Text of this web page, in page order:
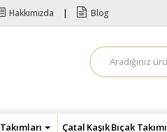
Hakkımızda Blog
A
r
a
Çatal Kaşık Bıçak Takımı